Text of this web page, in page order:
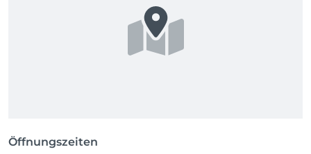
Behandlungspreis (100 %) in Rechnung, da ich die
Lücke so kurzfristig nicht mehr füllen kann. Diesen
Betrag ziehe ich gemäß § 615 BGB über deine
Öffnungszeiten